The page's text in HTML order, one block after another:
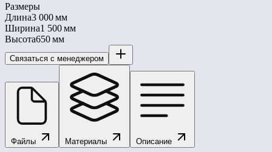
Размеры
Длина3 000 мм
Ширина1 500 мм
Высота650 мм
Связаться с менеджером
Файлы Материалы Описание